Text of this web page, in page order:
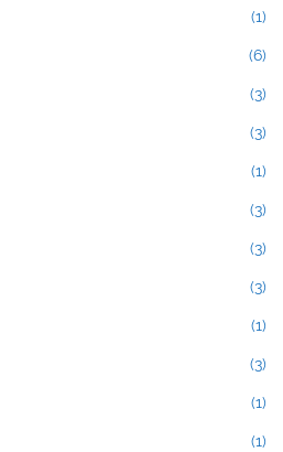
(1)
(6)
(3)
(3)
(1)
(3)
(3)
(3)
(1)
(3)
(1)
(1)